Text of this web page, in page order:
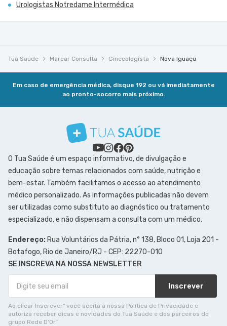
Urologistas Notredame Intermédica
Tua Saúde Marcar Consulta Ginecologista Nova Iguaçu
Em caso de emergência médica, disque 192 ou vá imediatamente
ao pronto-socorro mais próximo.
O Tua Saúde é um espaço informativo, de divulgação e
educação sobre temas relacionados com saúde, nutrição e
bem-estar. Também facilitamos o acesso ao atendimento
médico personalizado. As informações publicadas não devem
ser utilizadas como substituto ao diagnóstico ou tratamento
especializado, e não dispensam a consulta com um médico.
Endereço: Rua Voluntários da Pátria, n° 138, Bloco 01, Loja 201 -
Botafogo, Rio de Janeiro/RJ - CEP: 22270-010
SE INSCREVA NA NOSSA NEWSLETTER
Inscrever
Ao clicar Inscrever" você aceita a nossa Política de Privacidade e
autoriza receber dicas e novidades do Tua Saúde e dos parceiros do
grupo Rede D'Or."